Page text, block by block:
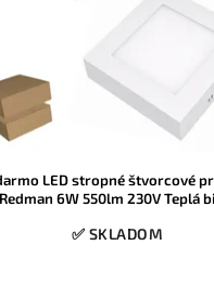
LED stropné štvorcové
Redman 6W 550lm 230V Teplá
✅ SKLADOM